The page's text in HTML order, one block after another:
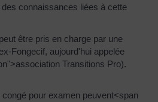
connaissances liées à cette
être pris en charge par une
Fongecif, aujourd'hui appelée
Transitions Pro).
pour examen peuvent<span